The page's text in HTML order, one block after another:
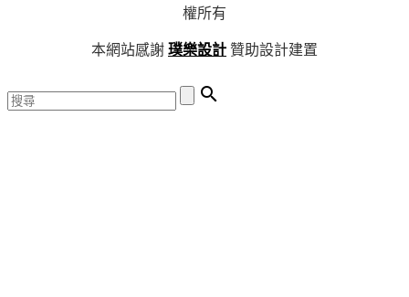
權所有
本網站感謝 璞樂設計 贊助設計建置
